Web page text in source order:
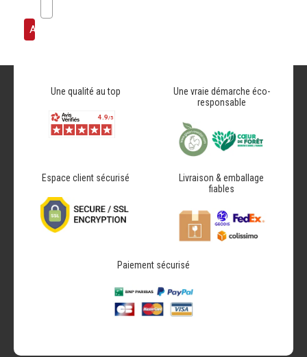
Une qualité au top
Une vraie démarche éco-
responsable
Espace client sécurisé
Livraison & emballage
fiables
Paiement sécurisé